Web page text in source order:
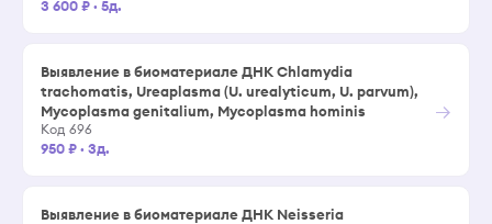
3 600 ₽· 5д.
Выявление в биоматериале ДНК Chlamydia
trachomatis, Ureaplasma (U. urealyticum, U. parvum),
Mуcoplasma genitalium, Муcoplasma hominis
Код 696
950 ₽· 3д.
→
Выявление в биоматериале ДНК Neisseria